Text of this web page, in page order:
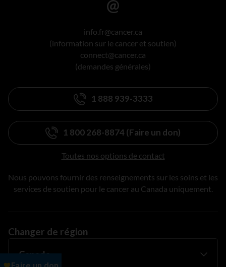
info.fr@cancer.ca
(information sur le cancer et soutien)
connect@cancer.ca
(demandes générales)
1 888 939-3333
1 800 268-8874 (Faire un don)
Toutes nos options de contact
Nous pouvons fournir des renseignements sur les soins et les
services de soutien pour le cancer au Canada uniquement.
Changer de région